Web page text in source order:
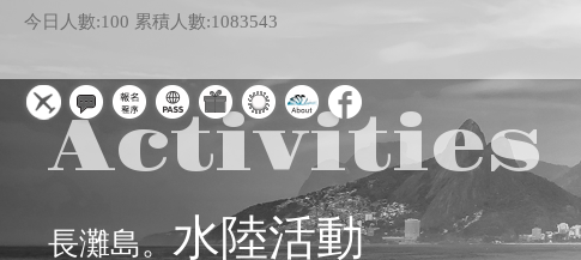
今日人數:100 累積人數:1083543
Activities
長灘島。水陸活動